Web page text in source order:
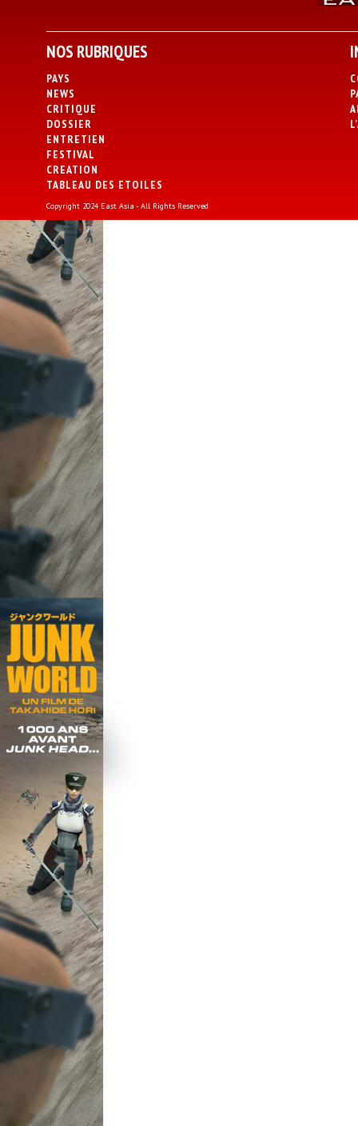
NOS RUBRIQUES
PAYS
NEWS
CRITIQUE
DOSSIER
ENTRETIEN
FESTIVAL
CREATION
TABLEAU DES ETOILES
Copyright 2024 East Asia - All Rights Reserved